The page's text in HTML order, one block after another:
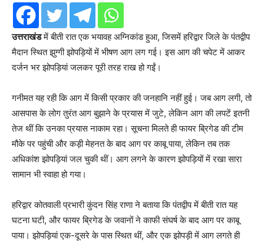
उत्तराखंडमें बीती रात एक भयावह अग्निकांड हुआ, जिसमें हरिद्वार जिले के पंतद्वीप
मैदान स्थित झुग्गी झोपड़ियों में भीषण आग लग गई। इस आग की चपेट में आकर
दर्जन भर झोपड़ियां जलकर पूरी तरह राख हो गईं।
गनीमत यह रही कि आग में किसी प्रकार की जनहानि नहीं हुई। जब आग लगी, तो
आसपास के लोग तुरंत आग बुझाने के प्रयास में जुटे, लेकिन आग की लपटें इतनी
तेज थीं कि उनका प्रयास नाकाम रहा। सूचना मिलते ही फायर ब्रिगेड की टीम
मौके पर पहुंची और कड़ी मेहनत के बाद आग पर काबू पाया, लेकिन तब तक
अधिकांश झोपड़ियां जल चुकी थीं। आग लगने के कारण झोपड़ियों में रखा सारा
सामान भी स्वाहा हो गया।
हरिद्वार कोतवाली प्रभारी कुंदन सिंह राणा ने बताया कि पंतद्वीप में बीती रात यह
घटना घटी, और फायर ब्रिगेड के जवानों ने काफी संघर्ष के बाद आग पर काबू
पाया। झोपड़ियां एक-दूसरे के पास स्थित थीं, और एक झोपड़ी में आग लगते ही